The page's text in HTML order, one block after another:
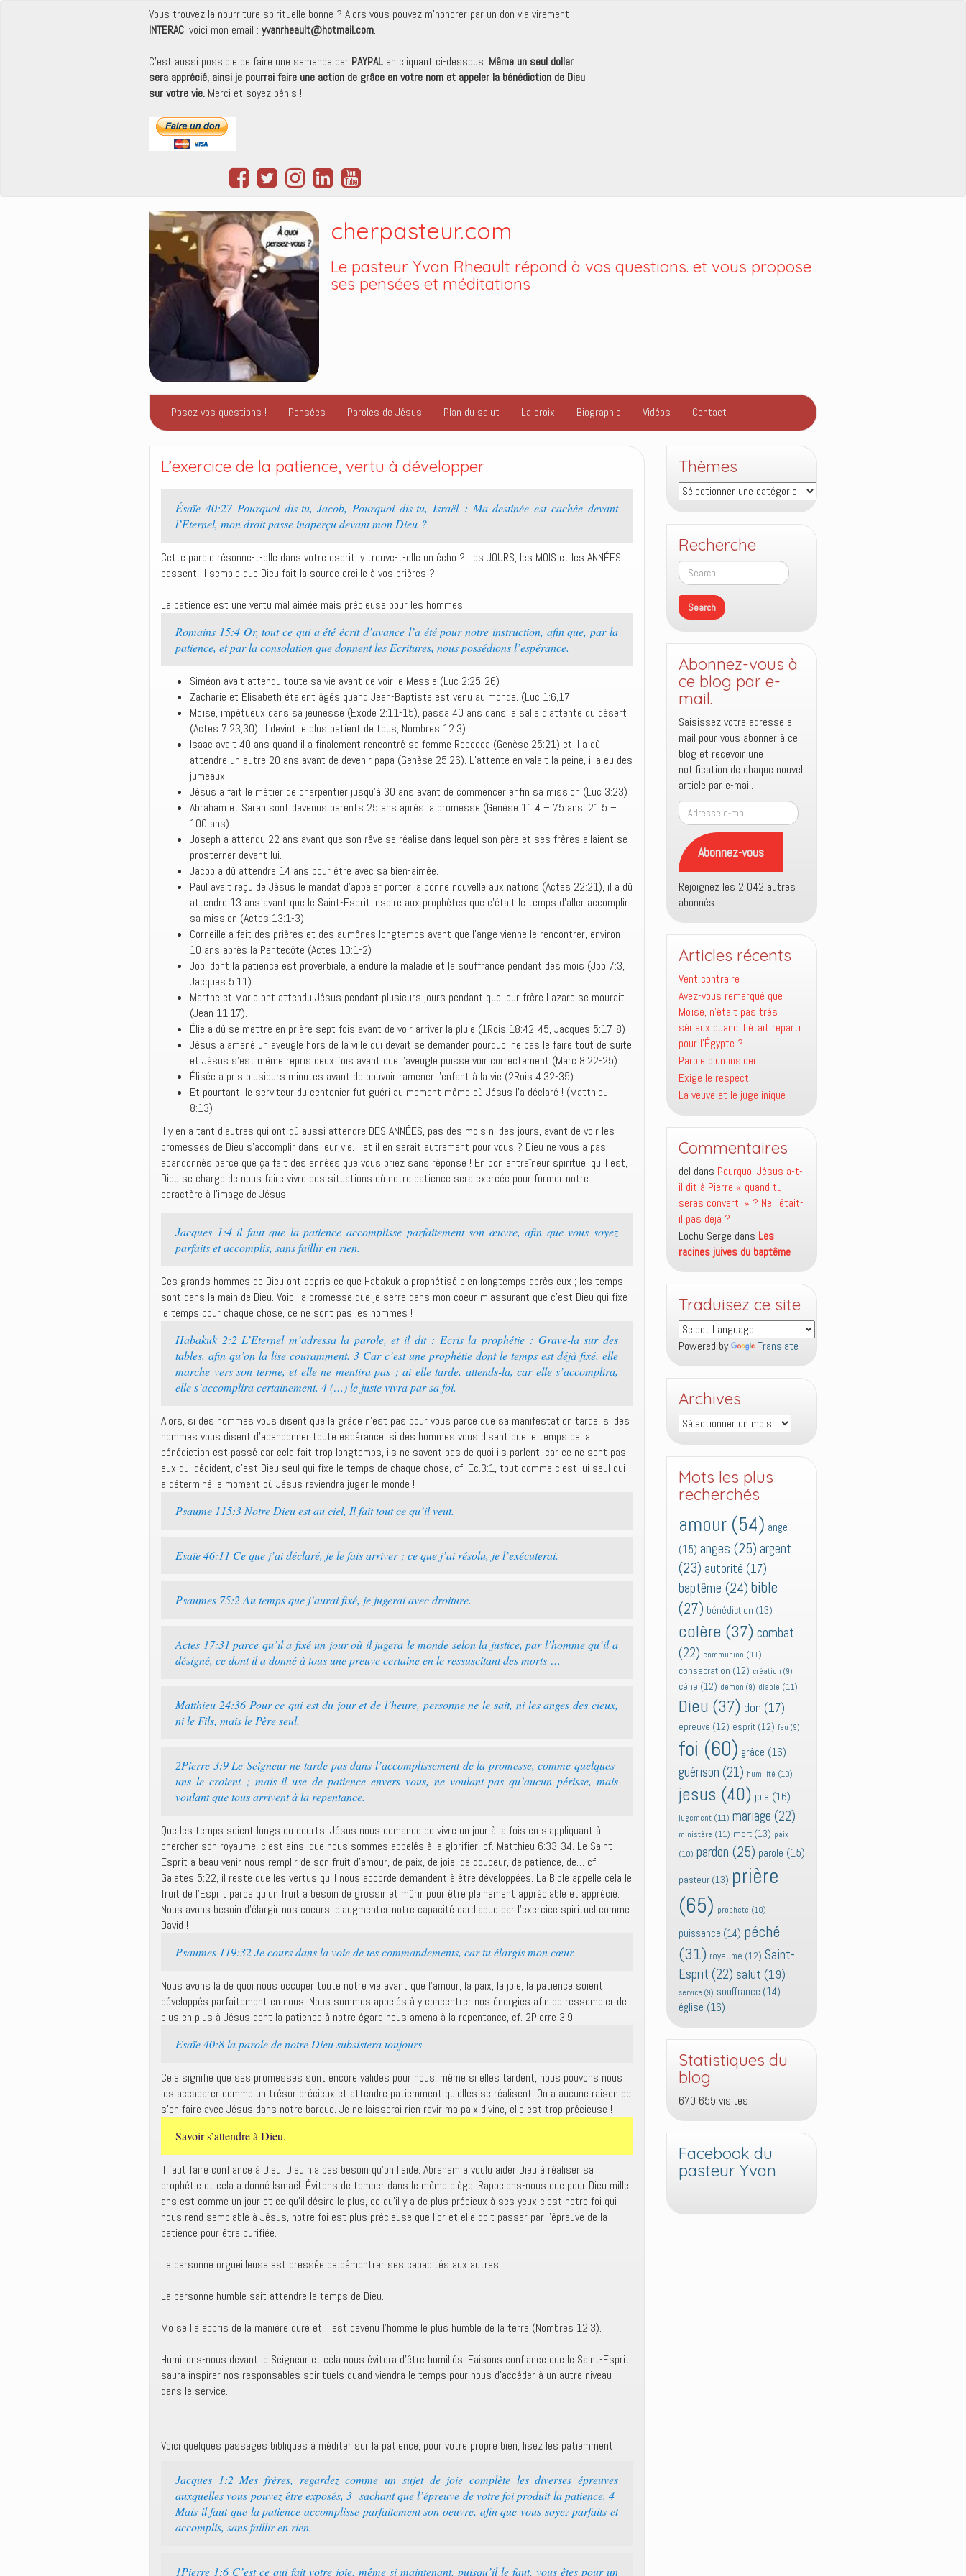
Vous trouvez la nourriture spirituelle bonne ? Alors vous pouvez m'honorer par un don via virement
INTERAC, voici mon email : yvanrheault@hotmail.com.
C'est aussi possible de faire une semence par PAYPAL en cliquant ci-dessous. Même un seul dollar
sera apprécié, ainsi je pourrai faire une action de grâce en votre nom et appeler la bénédiction de Dieu
sur votre vie. Merci et soyez bénis !
cherpasteur.com
Le pasteur Yvan Rheault répond à vos questions. et vous propose
ses pensées et méditations
Posez vos questions ! Pensées Paroles de Jésus Plan du salut La croix Biographie Vidéos Contact
L’exercice de la patience, vertu à développer
Ésaïe 40:27 Pourquoi dis-tu, Jacob, Pourquoi dis-tu, Israël : Ma destinée est cachée devant
l’Eternel, mon droit passe inaperçu devant mon Dieu ?
Cette parole résonne-t-elle dans votre esprit, y trouve-t-elle un écho ? Les JOURS, les MOIS et les ANNÉES
passent, il semble que Dieu fait la sourde oreille à vos prières ?
La patience est une vertu mal aimée mais précieuse pour les hommes.
Romains 15:4 Or, tout ce qui a été écrit d’avance l’a été pour notre instruction, afin que, par la
patience, et par la consolation que donnent les Ecritures, nous possédions l’espérance.
Siméon avait attendu toute sa vie avant de voir le Messie (Luc 2:25-26)
Zacharie et Élisabeth étaient âgés quand Jean-Baptiste est venu au monde. (Luc 1:6,17
Moïse, impétueux dans sa jeunesse (Exode 2:11-15), passa 40 ans dans la salle d’attente du désert
(Actes 7:23,30), il devint le plus patient de tous, Nombres 12:3)
Isaac avait 40 ans quand il a finalement rencontré sa femme Rebecca (Genèse 25:21) et il a dû
attendre un autre 20 ans avant de devenir papa (Genèse 25:26). L’attente en valait la peine, il a eu des
jumeaux.
Jésus a fait le métier de charpentier jusqu’à 30 ans avant de commencer enfin sa mission (Luc 3:23)
Abraham et Sarah sont devenus parents 25 ans après la promesse (Genèse 11:4 – 75 ans, 21:5 –
100 ans)
Joseph a attendu 22 ans avant que son rêve se réalise dans lequel son père et ses frères allaient se
prosterner devant lui.
Jacob a dû attendre 14 ans pour être avec sa bien-aimée.
Paul avait reçu de Jésus le mandat d’appeler porter la bonne nouvelle aux nations (Actes 22:21), il a dû
attendre 13 ans avant que le Saint-Esprit inspire aux prophètes que c’était le temps d’aller accomplir
sa mission (Actes 13:1-3).
Corneille a fait des prières et des aumônes longtemps avant que l’ange vienne le rencontrer, environ
10 ans après la Pentecôte (Actes 10:1-2)
Job, dont la patience est proverbiale, a enduré la maladie et la souffrance pendant des mois (Job 7:3,
Jacques 5:11)
Marthe et Marie ont attendu Jésus pendant plusieurs jours pendant que leur frère Lazare se mourait
(Jean 11:17).
Élie a dû se mettre en prière sept fois avant de voir arriver la pluie (1Rois 18:42-45, Jacques 5:17-8)
Jésus a amené un aveugle hors de la ville qui devait se demander pourquoi ne pas le faire tout de suite
et Jésus s’est même repris deux fois avant que l’aveugle puisse voir correctement (Marc 8:22-25)
Élisée a pris plusieurs minutes avant de pouvoir ramener l’enfant à la vie (2Rois 4:32-35).
Et pourtant, le serviteur du centenier fut guéri au moment même où Jésus l’a déclaré ! (Matthieu
8:13)
Il y en a tant d’autres qui ont dû aussi attendre DES ANNÉES, pas des mois ni des jours, avant de voir les
promesses de Dieu s’accomplir dans leur vie… et il en serait autrement pour vous ? Dieu ne vous a pas
abandonnés parce que ça fait des années que vous priez sans réponse ! En bon entraîneur spirituel qu’Il est,
Dieu se charge de nous faire vivre des situations où notre patience sera exercée pour former notre
caractère à l’image de Jésus.
Jacques 1:4 il faut que la patience accomplisse parfaitement son œuvre, afin que vous soyez
parfaits et accomplis, sans faillir en rien.
Ces grands hommes de Dieu ont appris ce que Habakuk a prophétisé bien longtemps après eux ; les temps
sont dans la main de Dieu. Voici la promesse que je serre dans mon coeur m’assurant que c’est Dieu qui fixe
le temps pour chaque chose, ce ne sont pas les hommes !
Habakuk 2:2 L’Eternel m’adressa la parole, et il dit : Ecris la prophétie : Grave-la sur des
tables, afin qu’on la lise couramment. 3 Car c’est une prophétie dont le temps est déjà fixé, elle
marche vers son terme, et elle ne mentira pas ; ai elle tarde, attends-la, car elle s’accomplira,
elle s’accomplira certainement. 4 (…) le juste vivra par sa foi.
Alors, si des hommes vous disent que la grâce n’est pas pour vous parce que sa manifestation tarde, si des
hommes vous disent d’abandonner toute espérance, si des hommes vous disent que le temps de la
bénédiction est passé car cela fait trop longtemps, ils ne savent pas de quoi ils parlent, car ce ne sont pas
eux qui décident, c’est Dieu seul qui fixe le temps de chaque chose, cf. Ec.3:1, tout comme c’est lui seul qui
a déterminé le moment où Jésus reviendra juger le monde !
Psaume 115:3 Notre Dieu est au ciel, Il fait tout ce qu’il veut.
Esaïe 46:11 Ce que j’ai déclaré, je le fais arriver ; ce que j’ai résolu, je l’exécuterai.
Psaumes 75:2 Au temps que j’aurai fixé, je jugerai avec droiture.
Actes 17:31 parce qu’il a fixé un jour où il jugera le monde selon la justice, par l’homme qu’il a
désigné, ce dont il a donné à tous une preuve certaine en le ressuscitant des morts …
Matthieu 24:36 Pour ce qui est du jour et de l’heure, personne ne le sait, ni les anges des cieux,
ni le Fils, mais le Père seul.
2Pierre 3:9 Le Seigneur ne tarde pas dans l’accomplissement de la promesse, comme quelques-
uns le croient ; mais il use de patience envers vous, ne voulant pas qu’aucun périsse, mais
voulant que tous arrivent à la repentance.
Que les temps soient longs ou courts, Jésus nous demande de vivre un jour à la fois en s’appliquant à
chercher son royaume, c’est ainsi que nous sommes appelés à la glorifier, cf. Matthieu 6:33-34. Le Saint-
Esprit a beau venir nous remplir de son fruit d’amour, de paix, de joie, de douceur, de patience, de… cf.
Galates 5:22, il reste que les vertus qu’il nous accorde demandent à être développées. La Bible appelle cela le
fruit de l’Esprit parce qu’un fruit a besoin de grossir et mûrir pour être pleinement appréciable et apprécié.
Nous avons besoin d’élargir nos coeurs, d’augmenter notre capacité cardiaque par l’exercice spirituel comme
David !
Psaumes 119:32 Je cours dans la voie de tes commandements, car tu élargis mon cœur.
Nous avons là de quoi nous occuper toute notre vie avant que l’amour, la paix, la joie, la patience soient
développés parfaitement en nous. Nous sommes appelés à y concentrer nos énergies afin de ressembler de
plus en plus à Jésus dont la patience à notre égard nous amena à la repentance, cf. 2Pierre 3:9.
Esaïe 40:8 la parole de notre Dieu subsistera toujours
Cela signifie que ses promesses sont encore valides pour nous, même si elles tardent, nous pouvons nous
les accaparer comme un trésor précieux et attendre patiemment qu’elles se réalisent. On a aucune raison de
s’en faire avec Jésus dans notre barque. Je ne laisserai rien ravir ma paix divine, elle est trop précieuse !
Savoir s’attendre à Dieu.
Il faut faire confiance à Dieu, Dieu n’a pas besoin qu’on l’aide. Abraham a voulu aider Dieu à réaliser sa
prophétie et cela a donné Ismaël. Évitons de tomber dans le même piège. Rappelons-nous que pour Dieu mille
ans est comme un jour et ce qu’il désire le plus, ce qu’il y a de plus précieux à ses yeux c’est notre foi qui
nous rend semblable à Jésus, notre foi est plus précieuse que l’or et elle doit passer par l’épreuve de la
patience pour être purifiée.
La personne orgueilleuse est pressée de démontrer ses capacités aux autres,
La personne humble sait attendre le temps de Dieu.
Moïse l’a appris de la manière dure et il est devenu l’homme le plus humble de la terre (Nombres 12:3).
Humilions-nous devant le Seigneur et cela nous évitera d’être humiliés. Faisons confiance que le Saint-Esprit
saura inspirer nos responsables spirituels quand viendra le temps pour nous d’accéder à un autre niveau
dans le service.
Voici quelques passages bibliques à méditer sur la patience, pour votre propre bien, lisez les patiemment !
Jacques 1:2 Mes frères, regardez comme un sujet de joie complète les diverses épreuves
auxquelles vous pouvez être exposés, 3 sachant que l’épreuve de votre foi produit la patience. 4
Mais il faut que la patience accomplisse parfaitement son oeuvre, afin que vous soyez parfaits et
accomplis, sans faillir en rien.
1Pierre 1:6 C’est ce qui fait votre joie, même si maintenant, puisqu’il le faut, vous êtes pour un
Thèmes
Thèmes
Recherche
Abonnez-vous à
ce blog par e-
mail.
Saisissez votre adresse e-
mail pour vous abonner à ce
blog et recevoir une
notification de chaque nouvel
article par e-mail.
Adresse
e-
mail
Abonnez-vous
Rejoignez les 2 042 autres
abonnés
Articles récents
Vent contraire
Avez-vous remarqué que
Moïse, n’était pas très
sérieux quand il était reparti
pour l’Égypte ?
Parole d’un insider
Exige le respect !
La veuve et le juge inique
Commentaires
del dans Pourquoi Jésus a-t-
il dit à Pierre « quand tu
seras converti » ? Ne l’était-
il pas déjà ?
Lochu Serge dans Les
racines juives du baptême
Traduisez ce site
Powered by Translate
Archives
Archives
Mots les plus
recherchés
amour (54) ange
(15) anges (25) argent
(23) autorité (17)
baptême (24) bible
(27) bénédiction (13)
colère (37) combat
(22) communion (11)
consecration (12) création (9)
cène (12) demon (9) diable (11)
Dieu (37) don (17)
epreuve (12) esprit (12) feu (9)
foi (60) grâce (16)
guérison (21) humilité (10)
jesus (40) joie (16)
jugement (11) mariage (22)
ministère (11) mort (13) paix
(10) pardon (25) parole (15)
pasteur (13) prière
(65) prophete (10)
puissance (14) péché
(31) royaume (12) Saint-
Esprit (22) salut (19)
service (9) souffrance (14)
église (16)
Statistiques du
blog
670 655 visites
Facebook du
pasteur Yvan